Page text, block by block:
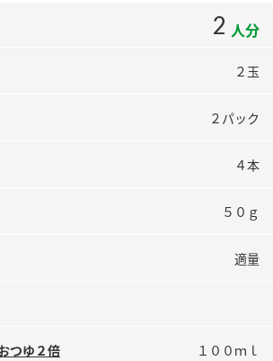
めレシピ
ングループについて 製造所固有記号一覧
2 人分
２玉
２パック
４本
５０ｇ
適量
つゆ２倍 １００ｍｌ